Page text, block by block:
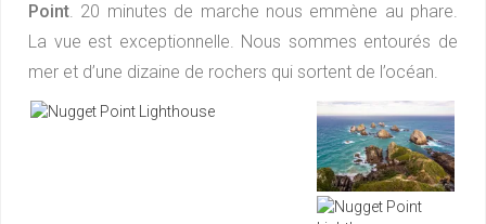
Point. 20 minutes de marche nous emmène au phare.
La vue est exceptionnelle. Nous sommes entourés de
mer et d’une dizaine de rochers qui sortent de l’océan.